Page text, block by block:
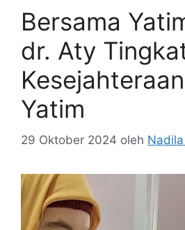
Bersama
dr. Aty
Yatim
29 Oktober 2024 oleh